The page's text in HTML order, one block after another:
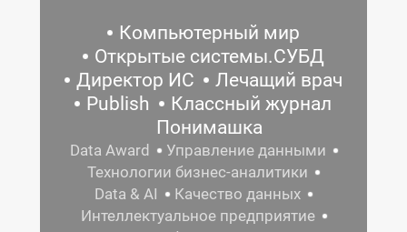
Компьютерный мир
Открытые системы.СУБД
Директор ИС
Лечащий врач
Publish
Классный журнал
Понимашка
Data Award
Управление данными
Технологии бизнес-аналитики
Data & AI
Качество данных
Интеллектуальное предприятие